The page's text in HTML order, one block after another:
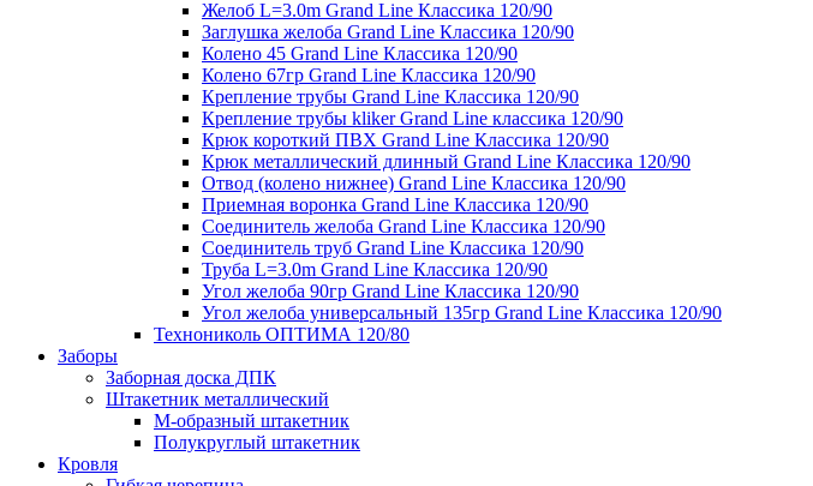
Желоб L=3.0m Grand Line Классика 120/90
Заглушка желоба Grand Line Классика 120/90
Колено 45 Grand Line Классика 120/90
Колено 67гр Grand Line Классика 120/90
Крепление трубы Grand Line Классика 120/90
Крепление трубы kliker Grand Line классика 120/90
Крюк короткий ПВХ Grand Line Классика 120/90
Крюк металлический длинный Grand Line Классика 120/90
Отвод (колено нижнее) Grand Line Классика 120/90
Приемная воронка Grand Line Классика 120/90
Соединитель желоба Grand Line Классика 120/90
Соединитель труб Grand Line Классика 120/90
Труба L=3.0m Grand Line Классика 120/90
Угол желоба 90гр Grand Line Классика 120/90
Угол желоба универсальный 135гр Grand Line Классика 120/90
Технониколь ОПТИМА 120/80
Заборы
Заборная доска ДПК
Штакетник металлический
М-образный штакетник
Полукруглый штакетник
Кровля